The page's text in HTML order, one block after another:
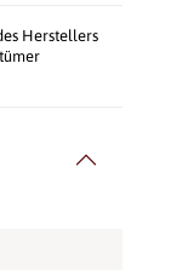
Herstellers